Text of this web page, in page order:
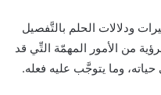
ودلالات الحلم بالتَّفصيل
من الأمور المهمّة التِّي قد
وما يتوجَّب عليه فعله.